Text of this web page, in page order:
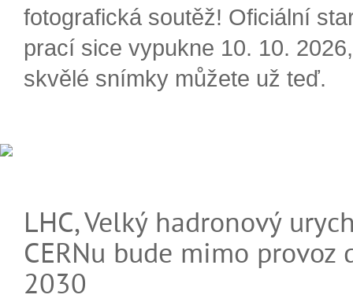
fotografická soutěž! Oficiální
prací sice vypukne 10. 10.
skvělé snímky můžete už teď.
LHC, Velký hadronový
CERNu bude mimo provoz
2030